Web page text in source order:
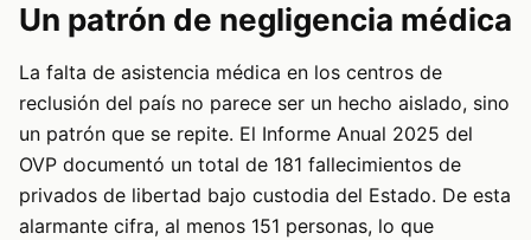
Un patrón de negligencia médica
La falta de asistencia médica en los centros de
reclusión del país no parece ser un hecho aislado, sino
un patrón que se repite. El Informe Anual 2025 del
OVP documentó un total de 181 fallecimientos de
privados de libertad bajo custodia del Estado. De esta
alarmante cifra, al menos 151 personas, lo que